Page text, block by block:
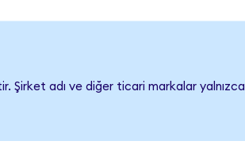
Şirket adı ve diğer ticari markalar yalnızca